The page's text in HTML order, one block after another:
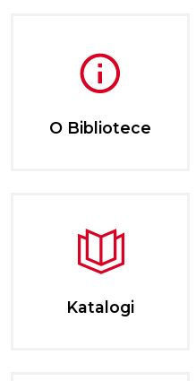
O Bibliotece
Katalogi